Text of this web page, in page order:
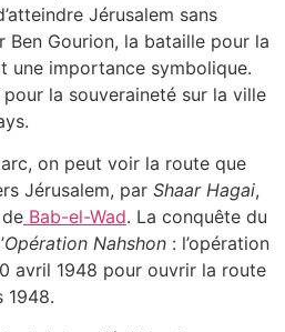
Jérusalem sans
Ben Gourion, la bataille pour la
une importance symbolique.
la souveraineté sur la ville
on peut voir la route que
Jérusalem, par Shaar Hagai,
Bab-el-Wad. La conquête du
Opération Nahshon : l’opération
avril 1948 pour ouvrir la route
1948.